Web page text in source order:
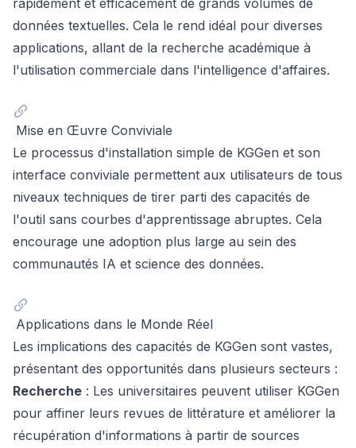
données textuelles. Cela le rend idéal pour diverses
applications, allant de la recherche académique à
l'utilisation commerciale dans l'intelligence d'affaires.
Mise en Œuvre Conviviale
Le processus d'installation simple de KGGen et son
interface conviviale permettent aux utilisateurs de tous
niveaux techniques de tirer parti des capacités de
l'outil sans courbes d'apprentissage abruptes. Cela
encourage une adoption plus large au sein des
communautés IA et science des données.
Applications dans le Monde Réel
Les implications des capacités de KGGen sont vastes,
présentant des opportunités dans plusieurs secteurs :
Recherche : Les universitaires peuvent utiliser KGGen
pour affiner leurs revues de littérature et améliorer la
récupération d'informations à partir de sources